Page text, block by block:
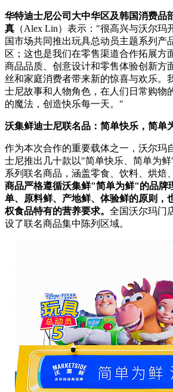
华特迪士尼公司大中华区及韩国消费品
真 （Alex Lin）表示："很高兴与沃尔玛
国市场共同推出玩具总动员主题系列产
区；这也是我们在零售渠道合作拓展方
商品品质、创意设计和零售体验创新方
丝和家庭消费者带来新的惊喜与欢乐。
士尼故事和人物角色，在人们日常购物
的魔法，创造快乐每一天。"
沃集鲜迪士尼联名品：简单快乐，简单
作为本次合作的重要载体之一，沃尔玛
士尼推出几十款以"简单快乐、简单为
系列联名商品，涵盖零食、饮料、烘焙
商品严格遵循沃集鲜"简单为鲜"的品牌
单、原料鲜、产地鲜、体验鲜的原则，
权食品特有的营养要求。 全国沃尔玛门
设了联名商品集中陈列区域。